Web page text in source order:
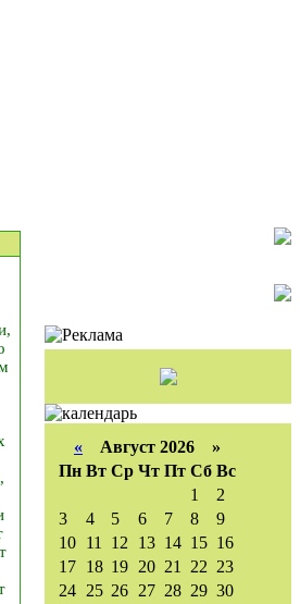
« Август 2026 »
Пн Вт Ср Чт Пт Сб Вс
1
2
3
4 5 6 7 8
9
10 11 12 13 14 15 16
17 18 19 20 21 22 23
24 25 26 27 28 29 30